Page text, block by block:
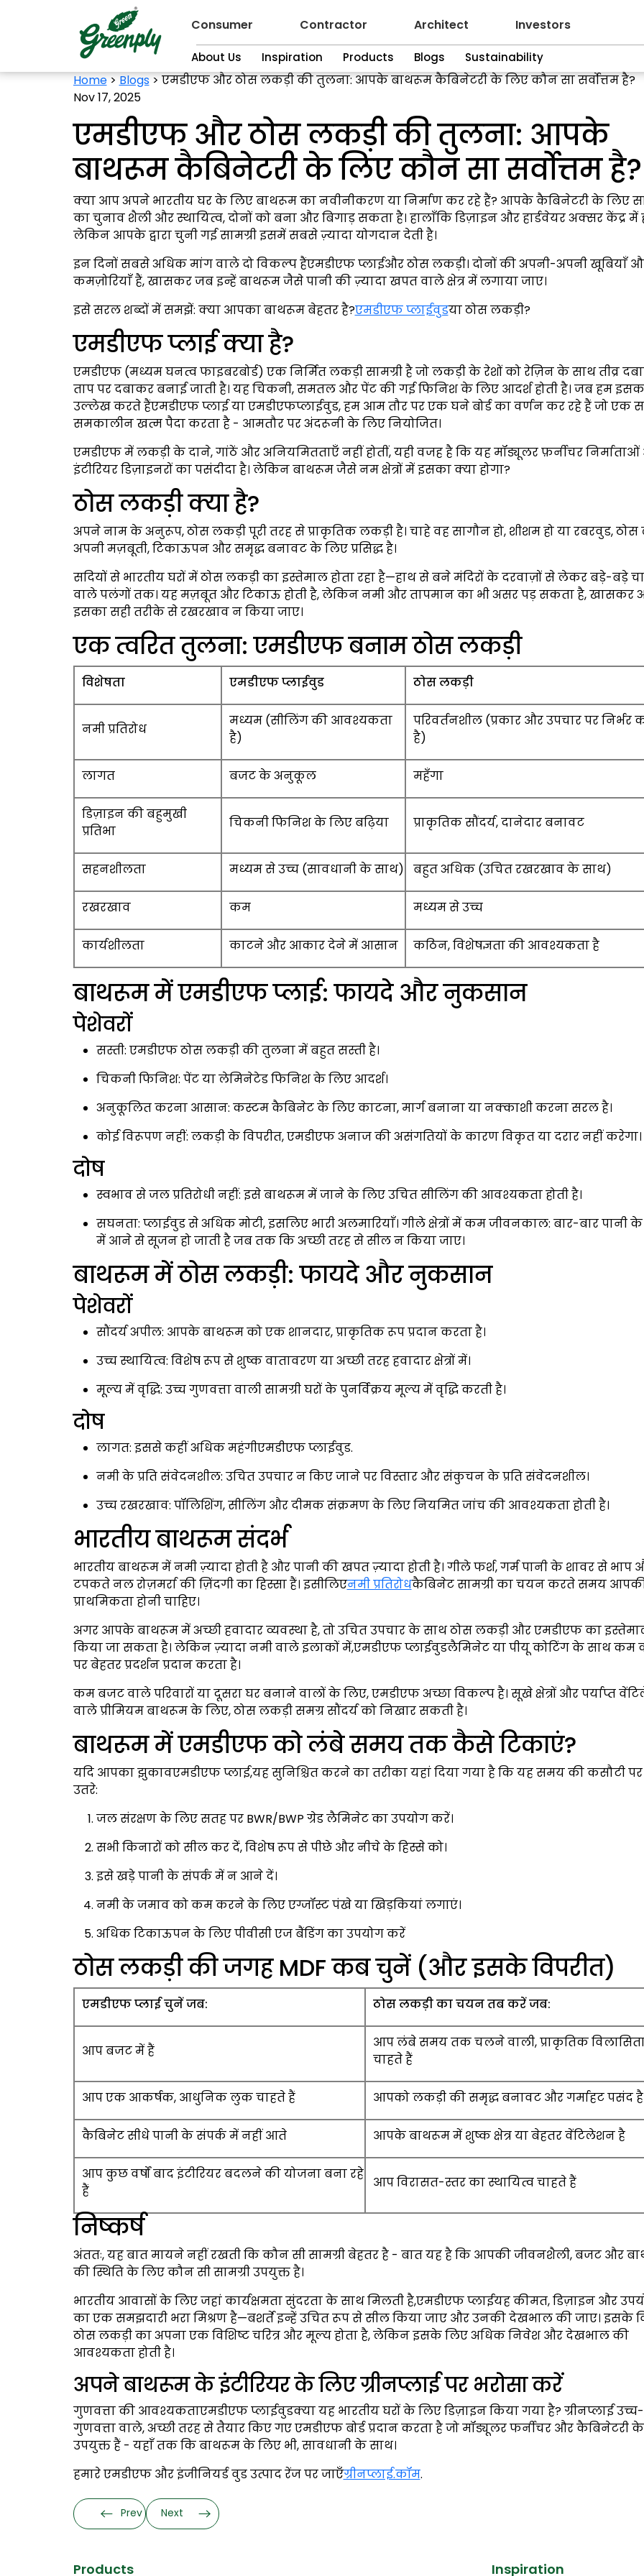
Consumer
About Us Inspiration Products Blogs Sustainability
Contractor Architect Investors
Home>Blogs>एमडीएफ और ठोस लकड़ी की तुलना: आपके बाथरूम कैबिनेटरी के लिए कौन सा सर्वोत्तम है?
Nov 17, 2025
एमडीएफ और ठोस लकड़ी की तुलना: आपके
बाथरूम कैबिनेटरी के लिए कौन सा सर्वोत्तम है?
क्या आप अपने भारतीय घर के लिए बाथरूम का नवीनीकरण या निर्माण कर रहे हैं? आपके कैबिनेटरी के लिए
का चुनाव शैली और स्थायित्व, दोनों को बना और बिगाड़ सकता है। हालाँकि डिज़ाइन और हार्डवेयर अक्सर केंद्र में
लेकिन आपके द्वारा चुनी गई सामग्री इसमें सबसे ज़्यादा योगदान देती है।
इन दिनों सबसे अधिक मांग वाले दो विकल्प हैंएमडीएफ प्लाईऔर ठोस लकड़ी। दोनों की अपनी-अपनी खूबियाँ
कमज़ोरियाँ हैं, खासकर जब इन्हें बाथरूम जैसे पानी की ज़्यादा खपत वाले क्षेत्र में लगाया जाए।
इसे सरल शब्दों में समझें: क्या आपका बाथरूम बेहतर है?एमडीएफ प्लाईवुडया ठोस लकड़ी?
एमडीएफ प्लाई क्या है?
एमडीएफ (मध्यम घनत्व फाइबरबोर्ड) एक निर्मित लकड़ी सामग्री है जो लकड़ी के रेशों को रेज़िन के साथ तीव्र
ताप पर दबाकर बनाई जाती है। यह चिकनी, समतल और पेंट की गई फिनिश के लिए आदर्श होती है। जब हम
उल्लेख करते हैंएमडीएफ प्लाई या एमडीएफप्लाईवुड, हम आम तौर पर एक घने बोर्ड का वर्णन कर रहे हैं जो एक
समकालीन खत्म पैदा करता है - आमतौर पर अंदरूनी के लिए नियोजित।
एमडीएफ में लकड़ी के दाने, गांठें और अनियमितताएँ नहीं होतीं, यही वजह है कि यह मॉड्यूलर फ़र्नीचर
इंटीरियर डिज़ाइनरों का पसंदीदा है। लेकिन बाथरूम जैसे नम क्षेत्रों में इसका क्या होगा?
ठोस लकड़ी क्या है?
अपने नाम के अनुरूप, ठोस लकड़ी पूरी तरह से प्राकृतिक लकड़ी है। चाहे वह सागौन हो, शीशम हो या रबरवुड,
अपनी मज़बूती, टिकाऊपन और समृद्ध बनावट के लिए प्रसिद्ध है।
सदियों से भारतीय घरों में ठोस लकड़ी का इस्तेमाल होता रहा है—हाथ से बने मंदिरों के दरवाज़ों से लेकर बड़े-बड़े
वाले पलंगों तक। यह मज़बूत और टिकाऊ होती है, लेकिन नमी और तापमान का भी असर पड़ सकता है, खासकर
इसका सही तरीके से रखरखाव न किया जाए।
एक त्वरित तुलना: एमडीएफ बनाम ठोस लकड़ी
विशेषता एमडीएफ प्लाईवुड ठोस लकड़ी
नमी प्रतिरोध
मध्यम (सीलिंग की आवश्यकता
है)
परिवर्तनशील (प्रकार और उपचार पर निर्भर
है)
लागत बजट के अनुकूल महँगा
डिज़ाइन की बहुमुखी
प्रतिभा
चिकनी फिनिश के लिए बढ़िया प्राकृतिक सौंदर्य, दानेदार बनावट
सहनशीलता मध्यम से उच्च (सावधानी के साथ) बहुत अधिक (उचित रखरखाव के साथ)
रखरखाव कम मध्यम से उच्च
कार्यशीलता काटने और आकार देने में आसान कठिन, विशेषज्ञता की आवश्यकता है
बाथरूम में एमडीएफ प्लाई: फायदे और नुकसान
पेशेवरों
सस्ती: एमडीएफ ठोस लकड़ी की तुलना में बहुत सस्ती है।
चिकनी फिनिश: पेंट या लेमिनेटेड फिनिश के लिए आदर्श।
अनुकूलित करना आसान: कस्टम कैबिनेट के लिए काटना, मार्ग बनाना या नक्काशी करना सरल है।
कोई विरूपण नहीं: लकड़ी के विपरीत, एमडीएफ अनाज की असंगतियों के कारण विकृत या दरार नहीं करेगा।
दोष
स्वभाव से जल प्रतिरोधी नहीं: इसे बाथरूम में जाने के लिए उचित सीलिंग की आवश्यकता होती है।
सघनता: प्लाईवुड से अधिक मोटी, इसलिए भारी अलमारियाँ। गीले क्षेत्रों में कम जीवनकाल: बार-बार पानी
में आने से सूजन हो जाती है जब तक कि अच्छी तरह से सील न किया जाए।
बाथरूम में ठोस लकड़ी: फायदे और नुकसान
पेशेवरों
सौंदर्य अपील: आपके बाथरूम को एक शानदार, प्राकृतिक रूप प्रदान करता है।
उच्च स्थायित्व: विशेष रूप से शुष्क वातावरण या अच्छी तरह हवादार क्षेत्रों में।
मूल्य में वृद्धि: उच्च गुणवत्ता वाली सामग्री घरों के पुनर्विक्रय मूल्य में वृद्धि करती है।
दोष
लागत: इससे कहीं अधिक महंगीएमडीएफ प्लाईवुड.
नमी के प्रति संवेदनशील: उचित उपचार न किए जाने पर विस्तार और संकुचन के प्रति संवेदनशील।
उच्च रखरखाव: पॉलिशिंग, सीलिंग और दीमक संक्रमण के लिए नियमित जांच की आवश्यकता होती है।
भारतीय बाथरूम संदर्भ
भारतीय बाथरूम में नमी ज़्यादा होती है और पानी की खपत ज़्यादा होती है। गीले फर्श, गर्म पानी के शावर से भाप
टपकते नल रोज़मर्रा की ज़िंदगी का हिस्सा हैं। इसीलिएनमी प्रतिरोधकैबिनेट सामग्री का चयन करते समय
प्राथमिकता होनी चाहिए।
अगर आपके बाथरूम में अच्छी हवादार व्यवस्था है, तो उचित उपचार के साथ ठोस लकड़ी और एमडीएफ का
किया जा सकता है। लेकिन ज़्यादा नमी वाले इलाकों में,एमडीएफ प्लाईवुडलैमिनेट या पीयू कोटिंग के साथ कम
पर बेहतर प्रदर्शन प्रदान करता है।
कम बजट वाले परिवारों या दूसरा घर बनाने वालों के लिए, एमडीएफ अच्छा विकल्प है। सूखे क्षेत्रों और पर्याप्त
वाले प्रीमियम बाथरूम के लिए, ठोस लकड़ी समग्र सौंदर्य को निखार सकती है।
बाथरूम में एमडीएफ को लंबे समय तक कैसे टिकाएं?
यदि आपका झुकावएमडीएफ प्लाई,यह सुनिश्चित करने का तरीका यहां दिया गया है कि यह समय की कसौटी
उतरे:
जल संरक्षण के लिए सतह पर BWR/BWP ग्रेड लैमिनेट का उपयोग करें।
सभी किनारों को सील कर दें, विशेष रूप से पीछे और नीचे के हिस्से को।
इसे खड़े पानी के संपर्क में न आने दें।
नमी के जमाव को कम करने के लिए एग्जॉस्ट पंखे या खिड़कियां लगाएं।
अधिक टिकाऊपन के लिए पीवीसी एज बैंडिंग का उपयोग करें
ठोस लकड़ी की जगह MDF कब चुनें (और इसके विपरीत)
एमडीएफ प्लाई चुनें जब: ठोस लकड़ी का चयन तब करें जब:
आप बजट में हैं
आप लंबे समय तक चलने वाली, प्राकृतिक
चाहते हैं
आप एक आकर्षक, आधुनिक लुक चाहते हैं आपको लकड़ी की समृद्ध बनावट और गर्माहट पसंद है
कैबिनेट सीधे पानी के संपर्क में नहीं आते आपके बाथरूम में शुष्क क्षेत्र या बेहतर वेंटिलेशन है
आप कुछ वर्षों बाद इंटीरियर बदलने की योजना बना रहे
हैं
आप विरासत-स्तर का स्थायित्व चाहते हैं
निष्कर्ष
अंततः, यह बात मायने नहीं रखती कि कौन सी सामग्री बेहतर है - बात यह है कि आपकी जीवनशैली, बजट और
की स्थिति के लिए कौन सी सामग्री उपयुक्त है।
भारतीय आवासों के लिए जहां कार्यक्षमता सुंदरता के साथ मिलती है,एमडीएफ प्लाईयह कीमत, डिज़ाइन और
का एक समझदारी भरा मिश्रण है—बशर्ते इन्हें उचित रूप से सील किया जाए और उनकी देखभाल की जाए। इसके
ठोस लकड़ी का अपना एक विशिष्ट चरित्र और मूल्य होता है, लेकिन इसके लिए अधिक निवेश और देखभाल की
आवश्यकता होती है।
अपने बाथरूम के इंटीरियर के लिए ग्रीनप्लाई पर भरोसा करें
गुणवत्ता की आवश्यकताएमडीएफ प्लाईवुडक्या यह भारतीय घरों के लिए डिज़ाइन किया गया है? ग्रीनप्लाई उच्च-
गुणवत्ता वाले, अच्छी तरह से तैयार किए गए एमडीएफ बोर्ड प्रदान करता है जो मॉड्यूलर फर्नीचर और कैबिनेटरी
उपयुक्त हैं - यहाँ तक कि बाथरूम के लिए भी, सावधानी के साथ।
हमारे एमडीएफ और इंजीनियर्ड वुड उत्पाद रेंज पर जाएँग्रीनप्लाई.कॉम.
Prev Next
Products Inspiration